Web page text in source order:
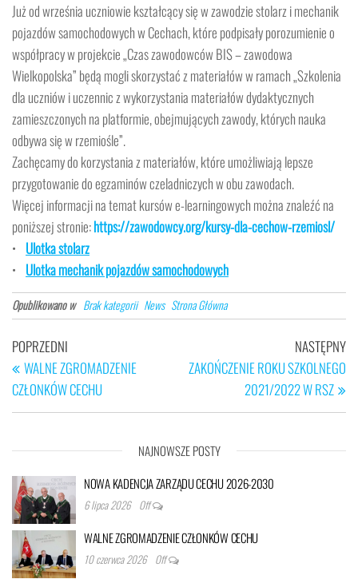
Już od września uczniowie kształcący się w zawodzie stolarz i mechanik
pojazdów samochodowych w Cechach, które podpisały porozumienie o
współpracy w projekcie „Czas zawodowców BIS – zawodowa
Wielkopolska” będą mogli skorzystać z materiałów w ramach „Szkolenia
dla uczniów i uczennic z wykorzystania materiałów dydaktycznych
zamieszczonych na platformie, obejmujących zawody, których nauka
odbywa się w rzemiośle”.
Zachęcamy do korzystania z materiałów, które umożliwiają lepsze
przygotowanie do egzaminów czeladniczych w obu zawodach.
Więcej informacji na temat kursów e-learningowych można znaleźć na
poniższej stronie:https://zawodowcy.org/kursy-dla-cechow-rzemiosl/
• Ulotka stolarz
• Ulotka mechanik pojazdów samochodowych
Opublikowano w Brak kategorii News Strona Główna
Nawigacja
wpisu
Poprzedni
wpis
POPRZEDNI
WALNE ZGROMADZENIE
CZŁONKÓW CECHU
NASTĘPNY
ZAKOŃCZENIE ROKU SZKOLNEGO
2021/2022 W RSZ
NAJNOWSZE POSTY
NOWA KADENCJA ZARZĄDU CECHU 2026-2030
6 lipca 2026 Off
WALNE ZGROMADZENIE CZŁONKÓW CECHU
10 czerwca 2026 Off